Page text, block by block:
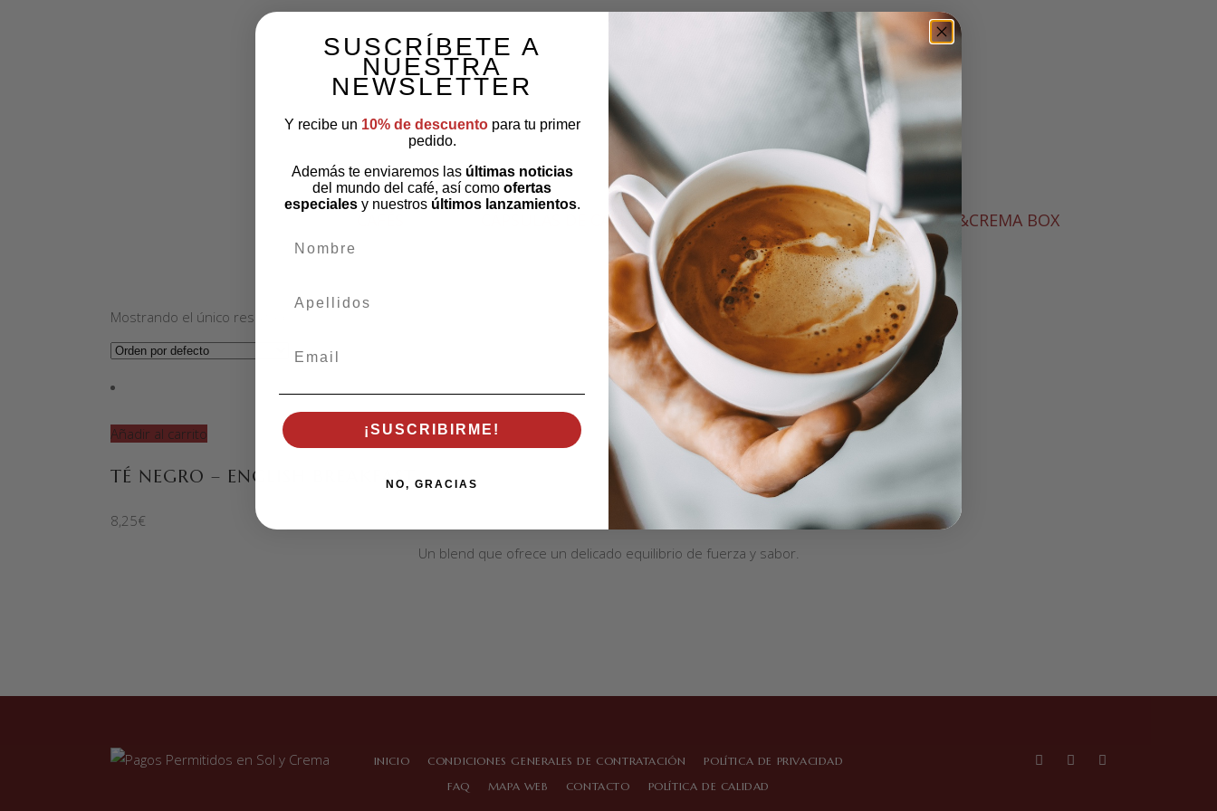
CÁPSULAS DE CAFÉ TÉS E INFUSIONES
SOL&CREMA BOX
OTROS PRODUCTOS
Mostrando el único resultado
Añadir al carrito
TÉ NEGRO – ENGLISH BREAKFAST
8,25€
Un blend que ofrece un delicado equilibrio de fuerza y sabor.
INICIO CONDICIONES GENERALES DE CONTRATACIÓN
POLÍTICA DE PRIVACIDAD
FAQ
MAPA WEB CONTACTO POLÍTICA DE CALIDAD
SUSCRÍBETE A
NUESTRA
NEWSLETTER
Y recibe un 10% de descuentopara tu primer
pedido.
Además te enviaremos las últimas noticias
del mundo del café, así como ofertas
especialesy nuestros últimos lanzamientos.
¡SUSCRIBIRME!
NO, GRACIAS